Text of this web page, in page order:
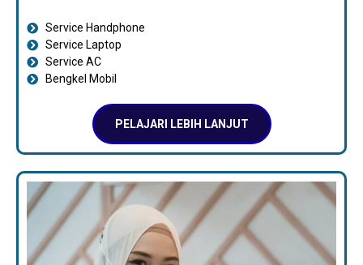
Service Handphone
Service Laptop
Service AC
Bengkel Mobil
PELAJARI LEBIH LANJUT